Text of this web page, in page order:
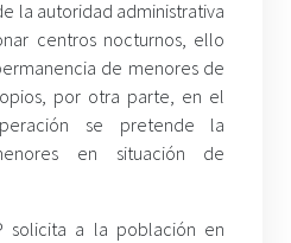
la autoridad administrativa
centros nocturnos, ello
de menores de
por otra parte, en el
se pretende la
en situación de
solicita a la población en